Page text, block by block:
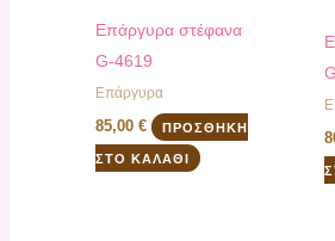
Επάργυρα στέφανα
G-4619
Επάργυρα
85,00€ ΠΡΟΣΘΉΚΗ
ΣΤΟ ΚΑΛΆΘΙ